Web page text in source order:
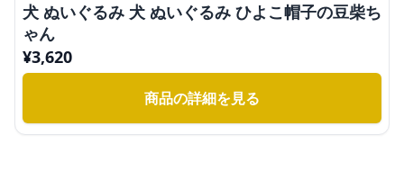
犬 ぬいぐるみ 犬 ぬいぐるみ ひよこ帽子の豆柴ち
ゃん
¥3,620
商品の詳細を見る